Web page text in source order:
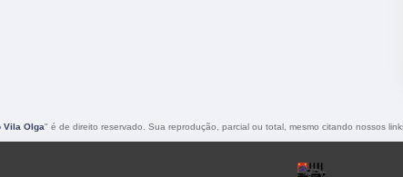
Vila Olga" é de direito reservado. Sua reprodução, parcial ou total, mesmo citando nossos